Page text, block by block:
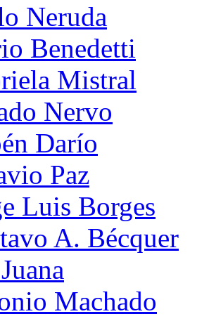
Neruda
Benedetti
Mistral
Nervo
Darío
Paz
Luis Borges
A. Bécquer
Machado